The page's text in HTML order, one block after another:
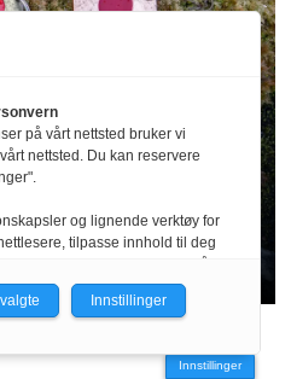
tiår vært et effektivt
jakter stor fisk.
Innstillinger
på vårt nettsted bruker vi
nettsted. Du kan reservere
og lignende verktøy for
tilpasse innhold til deg
til medlemmene i
fra dine besøk på tvers av
Innstillinger